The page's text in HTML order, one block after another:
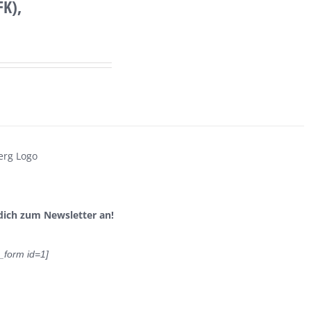
zum Newsletter an!
id=1]